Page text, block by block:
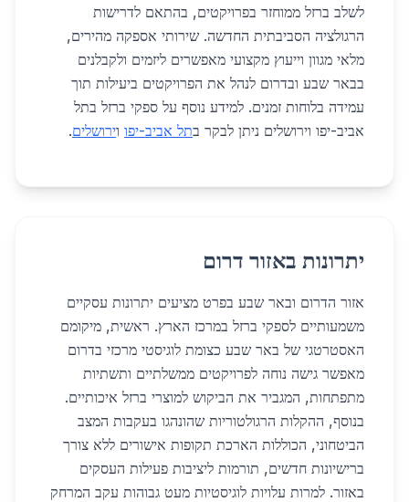
לשלב ברזל ממוחזר בפרויקטים, בהתאם לדרישות
הרגולציה הסביבתית החדשה. שירותי אספקה מהירים,
מלאי מגוון וייעוץ מקצועי מאפשרים ליזמים ולקבלנים
בבאר שבע ובדרום לנהל את הפרויקטים ביעילות תוך
עמידה בלוחות זמנים. למידע נוסף על ספקי ברזל בתל
אביב-יפו וירושלים ניתן לבקר בתל אביב-יפו וירושלים.
יתרונות באזור דרום
אזור הדרום ובאר שבע בפרט מציעים יתרונות עסקיים
משמעותיים לספקי ברזל במרכז הארץ. ראשית, מיקומם
האסטרטגי של באר שבע כצומת לוגיסטי מרכזי בדרום
מאפשר גישה נוחה לפרויקטים ממשלתיים ותשתיות
מתפתחות, המגביר את הביקוש למוצרי ברזל איכותיים.
בנוסף, ההקלות הרגולטוריות שהונהגו בעקבות המצב
הביטחוני, הכוללות הארכת תקופות אישורים ללא צורך
ברישיונות חדשים, תורמות ליציבות פעילות העסקים
באזור. למרות עלויות לוגיסטיות מעט גבוהות עקב המרחק